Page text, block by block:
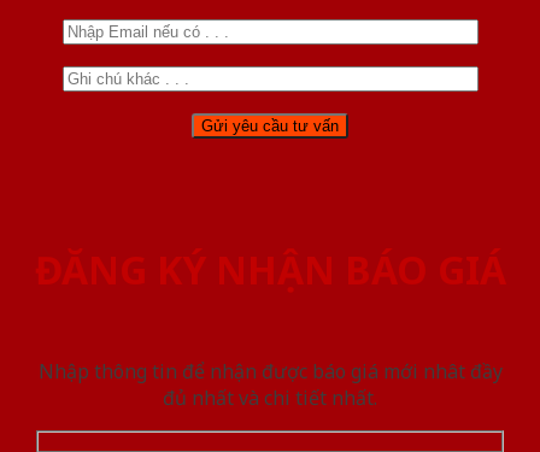
ĐĂNG KÝ NHẬN BÁO GIÁ
Nhập thông tin để nhận được báo giá mới nhât đầy
đủ nhất và chi tiết nhất.